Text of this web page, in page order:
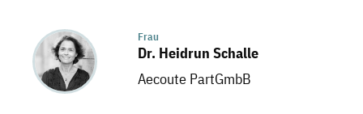
Frau
Dr. Heidrun Schalle
Aecoute PartGmbB